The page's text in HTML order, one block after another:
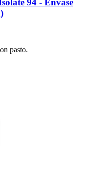
94 -​ Envase
pasto.